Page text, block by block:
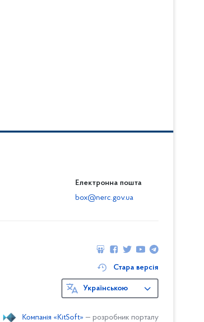
Електронна пошта
box@nerc.gov.ua
Стара версія
Українською
Компанія «KitSoft» — розробник порталу